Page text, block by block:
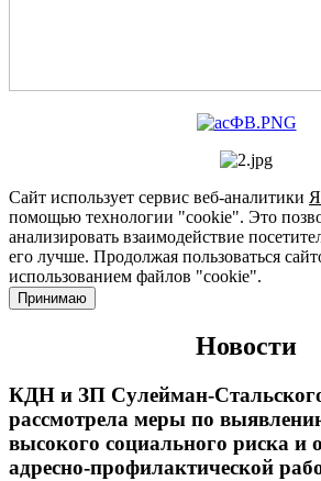
Сайт использует сервис веб-аналитики
помощью технологии "cookie". Это
анализировать взаимодействие
его лучше. Продолжая пользоваться
использованием файлов "cookie".
Принимаю
Новости
КДН и ЗП Сулейман-
рассмотрела меры по
высокого социального риска и
адресно-профилактической